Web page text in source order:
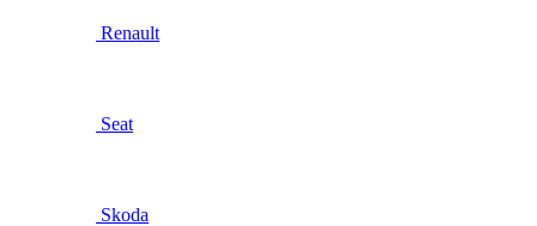
Renault
Seat
Skoda